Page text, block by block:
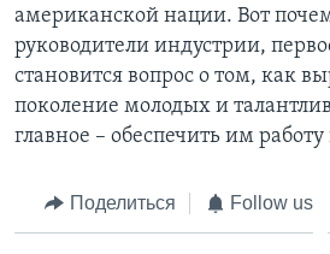
американской нации. Вот
руководители индустрии,
становится вопрос о том, как
поколение молодых и
главное – обеспечить им
Поделиться Follow us